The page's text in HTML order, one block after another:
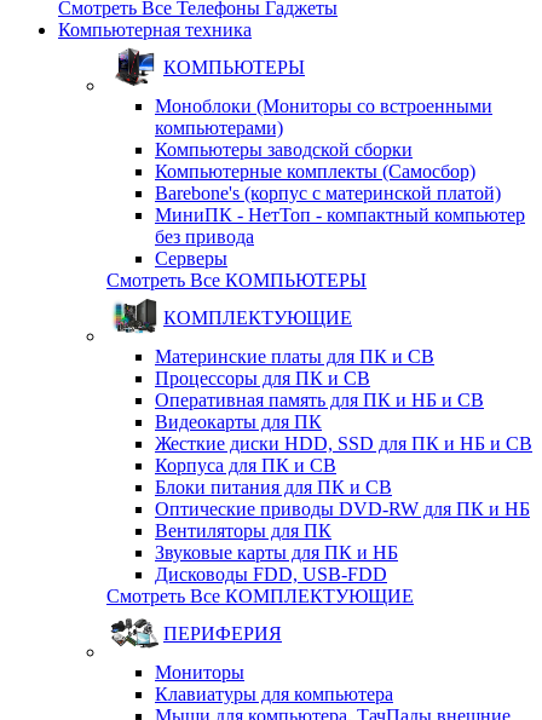
Смотреть Все Телефоны Гаджеты
Компьютерная техника
КОМПЬЮТЕРЫ
Моноблоки (Мониторы со встроенными
компьютерами)
Компьютеры заводской сборки
Компьютерные комплекты (Самосбор)
Barebone's (корпус с материнской платой)
МиниПК - НетТоп - компактный компьютер
без привода
Серверы
Смотреть Все КОМПЬЮТЕРЫ
КОМПЛЕКТУЮЩИЕ
Материнские платы для ПК и СВ
Процессоры для ПК и СВ
Оперативная память для ПК и НБ и СВ
Видеокарты для ПК
Жесткие диски HDD, SSD для ПК и НБ и СВ
Корпуса для ПК и СВ
Блоки питания для ПК и СВ
Оптические приводы DVD-RW для ПК и НБ
Вентиляторы для ПК
Звуковые карты для ПК и НБ
Дисководы FDD, USB-FDD
Смотреть Все КОМПЛЕКТУЮЩИЕ
ПЕРИФЕРИЯ
Мониторы
Клавиатуры для компьютера
Мыши для компьютера, ТачПады внешние